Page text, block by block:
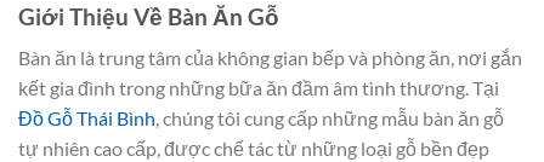
Giới Thiệu Về Bàn Ăn Gỗ
Bàn ăn là trung tâm của không gian bếp và phòng ăn, nơi gắn
kết gia đình trong những bữa ăn đầm âm tình thương. Tại
Đồ Gỗ Thái Bình, chúng tôi cung cấp những mẫu bàn ăn gỗ
tự nhiên cao cấp, được chế tác từ những loại gỗ bền đẹp